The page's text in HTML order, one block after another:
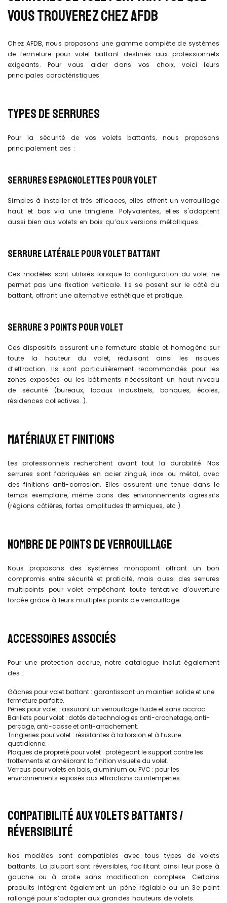
VOUS TROUVEREZ CHEZ AFDB
Chez AFDB, nous proposons une gamme complète de systèmes
de fermeture pour volet battant destinés aux professionnels
exigeants. Pour vous aider dans vos choix, voici leurs
principales caractéristiques.
TYPES DE SERRURES
Pour la sécurité de vos volets battants, nous proposons
principalement des :
SERRURES ESPAGNOLETTES POUR VOLET
Simples à installer et très efficaces, elles offrent un verrouillage
haut et bas via une tringlerie. Polyvalentes, elles s'adaptent
aussi bien aux volets en bois qu’aux versions métalliques.
SERRURE LATÉRALE POUR VOLET BATTANT
Ces modèles sont utilisés lorsque la configuration du volet ne
permet pas une fixation verticale. Ils se posent sur le côté du
battant, offrant une alternative esthétique et pratique.
SERRURE 3 POINTS POUR VOLET
Ces dispositifs assurent une fermeture stable et homogène sur
toute la hauteur du volet, réduisant ainsi les risques
d’effraction. Ils sont particulièrement recommandés pour les
zones exposées ou les bâtiments nécessitant un haut niveau
de sécurité (bureaux, locaux industriels, banques, écoles,
résidences collectives…).
MATÉRIAUX ET FINITIONS
Les professionnels recherchent avant tout la durabilité. Nos
serrures sont fabriquées en acier zingué, inox ou métal, avec
des finitions anti-corrosion. Elles assurent une tenue dans le
temps exemplaire, même dans des environnements agressifs
(régions côtières, fortes amplitudes thermiques, etc.).
NOMBRE DE POINTS DE VERROUILLAGE
Nous proposons des systèmes monopoint offrant un bon
compromis entre sécurité et praticité, mais aussi des serrures
multipoints pour volet empêchant toute tentative d’ouverture
forcée grâce à leurs multiples points de verrouillage.
ACCESSOIRES ASSOCIÉS
Pour une protection accrue, notre catalogue inclut également
des :
Gâches pour volet battant : garantissant un maintien solide et une
fermeture parfaite.
Pênes pour volet : assurant un verrouillage fluide et sans accroc.
Barillets pour volet : dotés de technologies anti-crochetage, anti-
perçage, anti-casse et anti-arrachement.
Tringleries pour volet : résistantes à la torsion et à l’usure
quotidienne.
Plaques de propreté pour volet : protégeant le support contre les
frottements et améliorant la finition visuelle du volet.
Verrous pour volets en bois, aluminium ou PVC : pour les
environnements exposés aux effractions ou intempéries.
COMPATIBILITÉ AUX VOLETS BATTANTS /
RÉVERSIBILITÉ
Nos modèles sont compatibles avec tous types de volets
battants. La plupart sont réversibles, facilitant ainsi leur pose à
gauche ou à droite sans modification complexe. Certains
produits intègrent également un pêne réglable ou un 3e point
rallongé pour s’adapter aux grandes hauteurs de volets.